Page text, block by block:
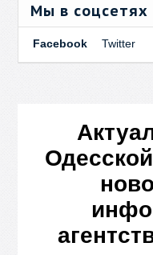
Мы в соцсетях
Facebook Twitter